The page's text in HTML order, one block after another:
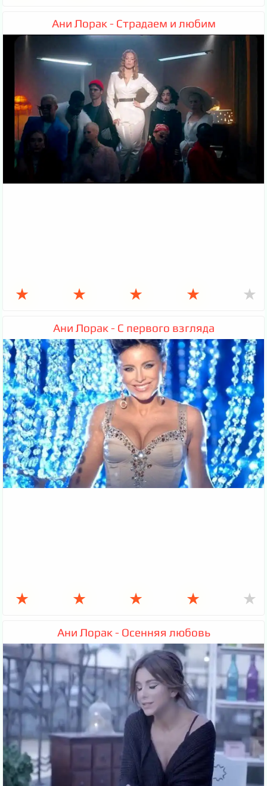
Ани Лорак - Страдаем и любим
★ ★ ★ ★ ★
Ани Лорак - С первого взгляда
★ ★ ★ ★ ★
Ани Лорак - Осенняя любовь